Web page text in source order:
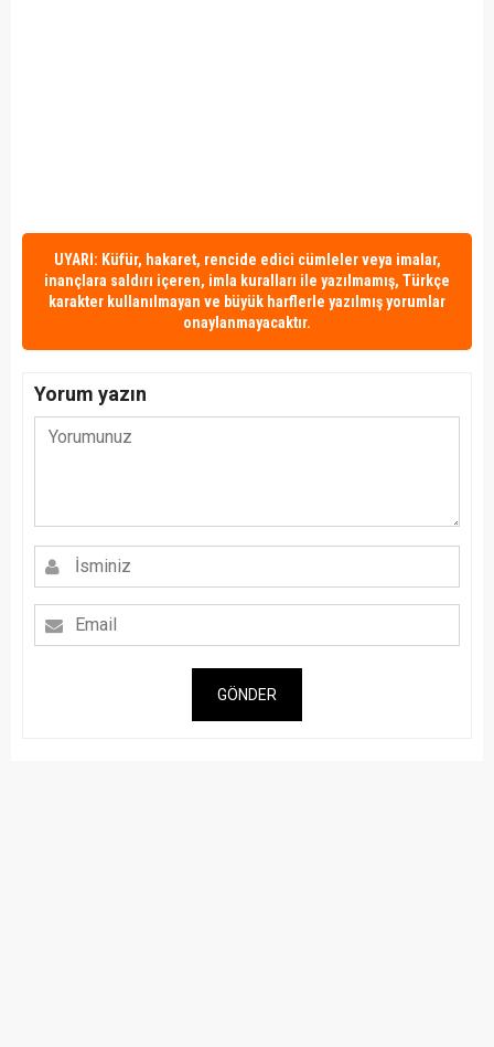
UYARI: Küfür, hakaret, rencide edici cümleler veya imalar,
inançlara saldırı içeren, imla kuralları ile yazılmamış, Türkçe
karakter kullanılmayan ve büyük harflerle yazılmış yorumlar
onaylanmayacaktır.
Yorum yazın
GÖNDER